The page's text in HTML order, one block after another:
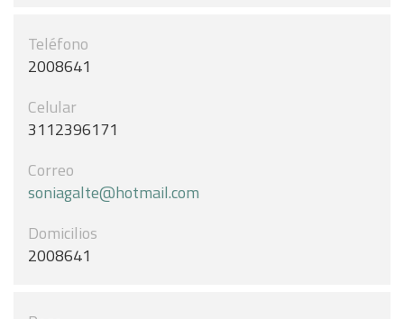
Teléfono
2008641
Celular
3112396171
Correo
soniagalte@hotmail.com
Domicilios
2008641